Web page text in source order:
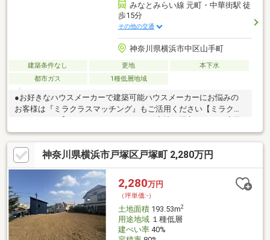
みなとみらい線 元町・中華街駅 徒
歩15分
その他の交通
神奈川県横浜市中区山手町
建築条件なし 更地
本下水
都市ガス
1種低層地域
●お好きなハウスメーカーで建築可能ハウスメーカーにお悩みの
お客様は『ミラクラスマッチング』もご活用ください【ミラクラ
に、最適なハウスメーカーを紹介するシステムです◎相談時から
成約まで完全無料何度相談しても、お客様のご負担はありません
◎中立的な立場からのご紹介本当にお客様に最適だと思われるハ
ウスメーカーをご紹介します◎「会社」だけでなく、ハウスメー
カー選りすぐりの「担当者」をご紹介住宅展示場だと、担当者と
の出会いは巡り合わせ次第。ミラクラスマッチングなら、お客様
にぴったりのハウスメーカーの担当者をご紹介します。
神奈川県横浜市戸塚区戸塚町 2,280万円
2,280万円
（坪単価:-）
土地面積193.53m2
用途地域１種低層
建ぺい率40%